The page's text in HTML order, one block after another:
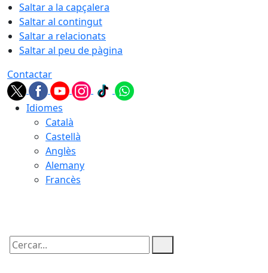
Saltar a la capçalera
Saltar al contingut
Saltar a relacionats
Saltar al peu de pàgina
Contactar
Idiomes
Català
Castellà
Anglès
Alemany
Francès
Cercar: